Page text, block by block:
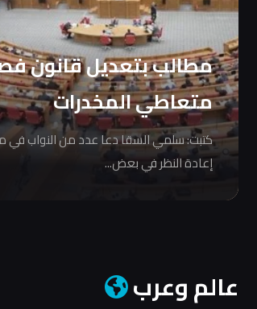
مطالب بتعديل قانون
متعاطي المخدرات
كتبت: سلمي السقا دعا عدد من النواب
إعادة النظر في بعض...
عالم وعرب